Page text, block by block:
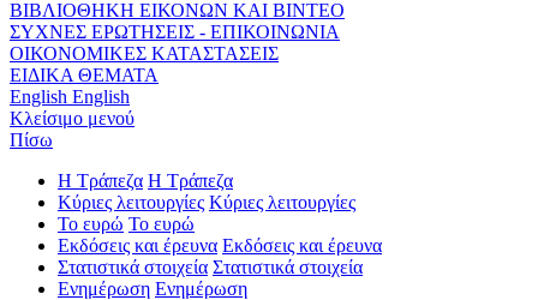
ΒΙΒΛΙΟΘΗΚΗ ΕΙΚΟΝΩΝ ΚΑΙ ΒΙΝΤΕΟ
ΣΥΧΝΕΣ ΕΡΩΤΗΣΕΙΣ - ΕΠΙΚΟΙΝΩΝΙΑ
ΟΙΚΟΝΟΜΙΚΕΣ ΚΑΤΑΣΤΑΣΕΙΣ
ΕΙΔΙΚΑ ΘΕΜΑΤΑ
English English
Κλείσιμο μενού
Πίσω
Η Τράπεζα Η Τράπεζα
Κύριες λειτουργίες Κύριες λειτουργίες
Το ευρώ Το ευρώ
Εκδόσεις και έρευνα Εκδόσεις και έρευνα
Στατιστικά στοιχεία Στατιστικά στοιχεία
Ενημέρωση Ενημέρωση